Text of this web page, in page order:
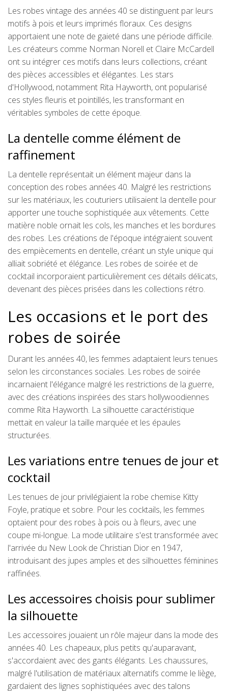
Les robes vintage des années 40 se distinguent par leurs
motifs à pois et leurs imprimés floraux. Ces designs
apportaient une note de gaieté dans une période difficile.
Les créateurs comme Norman Norell et Claire McCardell
ont su intégrer ces motifs dans leurs collections, créant
des pièces accessibles et élégantes. Les stars
d'Hollywood, notamment Rita Hayworth, ont popularisé
ces styles fleuris et pointillés, les transformant en
véritables symboles de cette époque.
La dentelle comme élément de
raffinement
La dentelle représentait un élément majeur dans la
conception des robes années 40. Malgré les restrictions
sur les matériaux, les couturiers utilisaient la dentelle pour
apporter une touche sophistiquée aux vêtements. Cette
matière noble ornait les cols, les manches et les bordures
des robes. Les créations de l'époque intégraient souvent
des empiècements en dentelle, créant un style unique qui
alliait sobriété et élégance. Les robes de soirée et de
cocktail incorporaient particulièrement ces détails délicats,
devenant des pièces prisées dans les collections rétro.
Les occasions et le port des
robes de soirée
Durant les années 40, les femmes adaptaient leurs tenues
selon les circonstances sociales. Les robes de soirée
incarnaient l'élégance malgré les restrictions de la guerre,
avec des créations inspirées des stars hollywoodiennes
comme Rita Hayworth. La silhouette caractéristique
mettait en valeur la taille marquée et les épaules
structurées.
Les variations entre tenues de jour et
cocktail
Les tenues de jour privilégiaient la robe chemise Kitty
Foyle, pratique et sobre. Pour les cocktails, les femmes
optaient pour des robes à pois ou à fleurs, avec une
coupe mi-longue. La mode utilitaire s'est transformée avec
l'arrivée du New Look de Christian Dior en 1947,
introduisant des jupes amples et des silhouettes féminines
raffinées.
Les accessoires choisis pour sublimer
la silhouette
Les accessoires jouaient un rôle majeur dans la mode des
années 40. Les chapeaux, plus petits qu'auparavant,
s'accordaient avec des gants élégants. Les chaussures,
malgré l'utilisation de matériaux alternatifs comme le liège,
gardaient des lignes sophistiquées avec des talons